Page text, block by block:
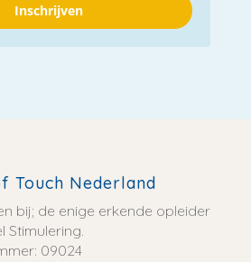
Inschrijven
Touch Nederland
bij; de enige erkende opleider
Stimulering.
09024